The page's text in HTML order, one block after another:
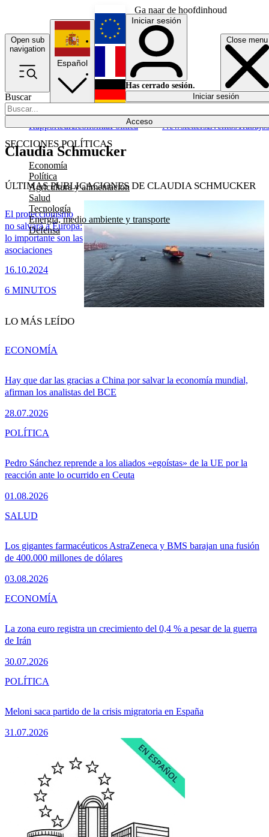
Ga naar de hoofdinhoud
Open sub
navigation
Close menu
Buscar
Acceso
SECCIONES POLÍTICAS
Economía
Política
Agricultura y alimentación
Salud
Tecnología
Energía, medio ambiente y transporte
Defensa
RapporteurEconomíaPolítica NewslettersEventosTrabajos
Español
English
Français
Iniciar sesión
Has cerrado sesión.
Iniciar sesión
Claudia Schmucker
ÚLTIMAS PUBLICACIONES DE CLAUDIA SCHMUCKER
El proteccionismo
no salvará a Europa:
lo importante son las
asociaciones
16.10.2024
6 MINUTOS
LO MÁS LEÍDO
Hay que dar las gracias a China por salvar la economía mundial,
afirman los analistas del BCE
28.07.2026
ECONOMÍA
Pedro Sánchez reprende a los aliados «egoístas» de la UE por la
reacción ante lo ocurrido en Ceuta
01.08.2026
POLÍTICA
Los gigantes farmacéuticos AstraZeneca y BMS barajan una fusión
de 400.000 millones de dólares
03.08.2026
SALUD
La zona euro registra un crecimiento del 0,4 % a pesar de la guerra
de Irán
30.07.2026
ECONOMÍA
Meloni saca partido de la crisis migratoria en España
31.07.2026
POLÍTICA